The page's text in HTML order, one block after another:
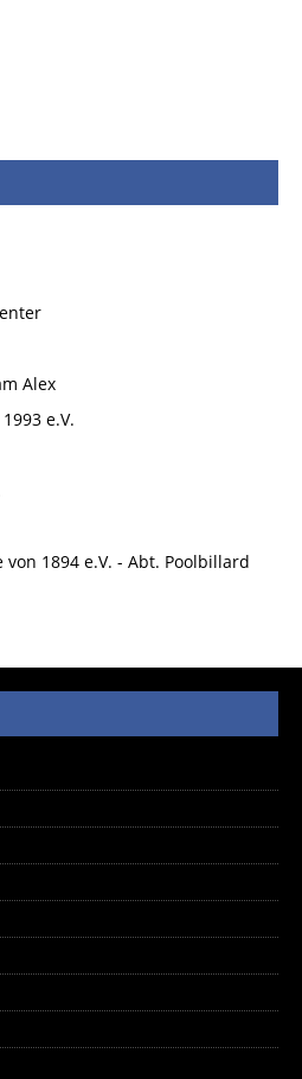
Alex
e.V.
von 1894 e.V. - Abt. Poolbillard